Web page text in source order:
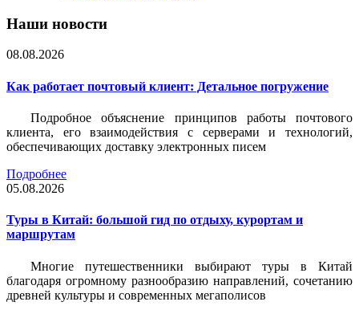
Наши новости
08.08.2026
Как работает почтовый клиент: Детальное погружение
Подробное объяснение принципов работы почтового
клиента, его взаимодействия с серверами и технологий,
обеспечивающих доставку электронных писем
Подробнее
05.08.2026
Туры в Китай: большой гид по отдыху, курортам и
маршрутам
Многие путешественники выбирают туры в Китай
благодаря огромному разнообразию направлений, сочетанию
древней культуры и современных мегаполисов